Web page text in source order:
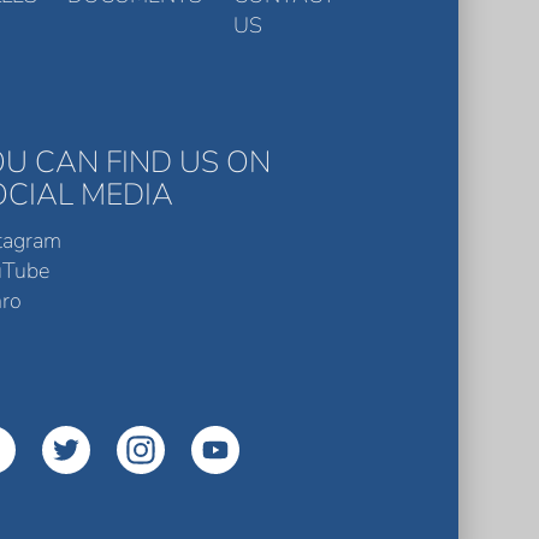
US
CAN FIND US ON
MEDIA